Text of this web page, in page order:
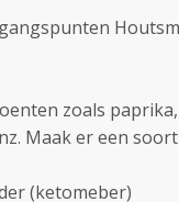
zoals
Maak er een
(ketomeber)